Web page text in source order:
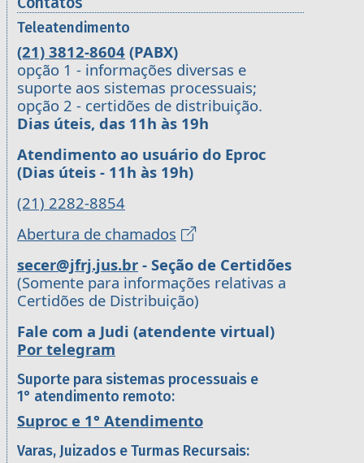
Teleatendimento
(21) 3812-8604 (PABX)
opção 1 - informações diversas e
suporte aos sistemas processuais;
opção 2 - certidões de distribuição.
Dias úteis, das 11h às 19h
Atendimento ao usuário do Eproc
(Dias úteis - 11h às 19h)
(21) 2282-8854
Abertura de chamados
secer@jfrj.jus.br - Seção de Certidões
(Somente para informações relativas a
Certidões de Distribuição)
Fale com a Judi (atendente virtual)
Por telegram
Suporte para sistemas processuais e
1° atendimento remoto:
Suproc e 1° Atendimento
Varas, Juizados e Turmas Recursais: